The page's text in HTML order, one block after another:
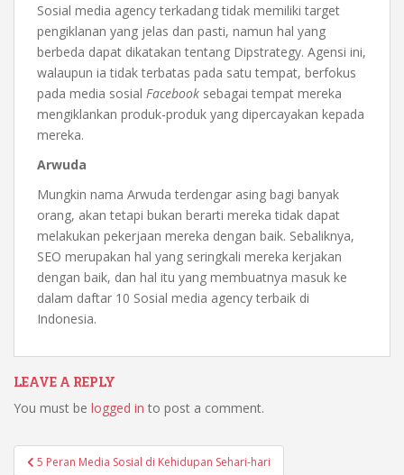
Sosial media agency terkadang tidak memiliki target
pengiklanan yang jelas dan pasti, namun hal yang
berbeda dapat dikatakan tentang Dipstrategy. Agensi ini,
walaupun ia tidak terbatas pada satu tempat, berfokus
pada media sosial Facebook sebagai tempat mereka
mengiklankan produk-produk yang dipercayakan kepada
mereka.
Arwuda
Mungkin nama Arwuda terdengar asing bagi banyak
orang, akan tetapi bukan berarti mereka tidak dapat
melakukan pekerjaan mereka dengan baik. Sebaliknya,
SEO merupakan hal yang seringkali mereka kerjakan
dengan baik, dan hal itu yang membuatnya masuk ke
dalam daftar 10 Sosial media agency terbaik di
Indonesia.
LEAVE A REPLY
You must be logged in to post a comment.
Post5 Peran Media Sosial di Kehidupan Sehari-hari